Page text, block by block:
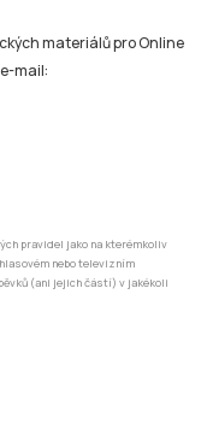
materiálů pro Online
mail:
pravidel jako na kterémkoliv
nebo televizním
(ani jejich částí) v jakékoli